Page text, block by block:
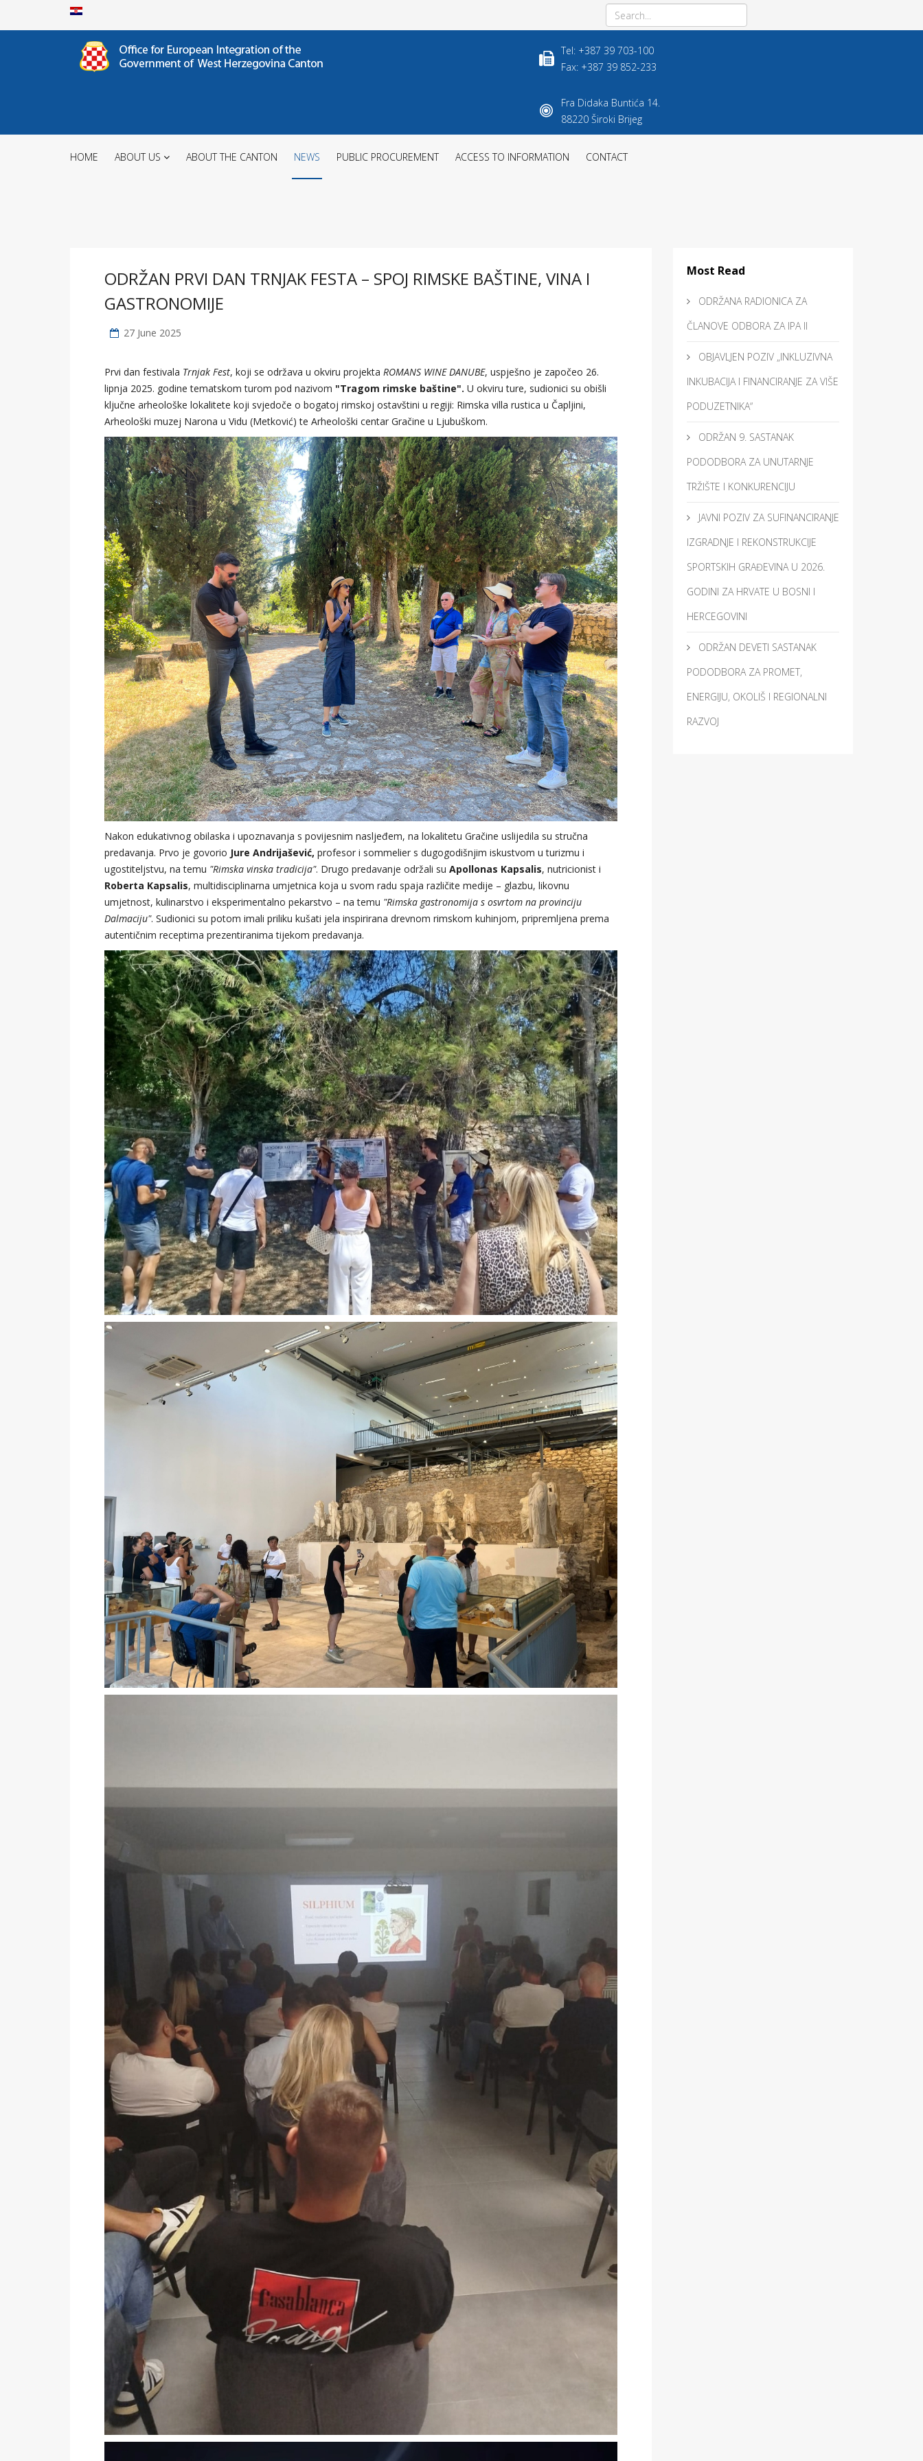
Tel: +387 39 703-100
Fax: +387 39 852-233
Fra Didaka Buntića 14.
88220 Široki Brijeg
HOME ABOUT US ABOUT THE CANTON NEWS PUBLIC PROCUREMENT ACCESS TO INFORMATION CONTACT
ODRŽAN PRVI DAN TRNJAK FESTA – SPOJ RIMSKE BAŠTINE, VINA I
GASTRONOMIJE
27 June 2025
Prvi dan festivala Trnjak Fest, koji se održava u okviru projekta ROMANS WINE DANUBE, uspješno je započeo 26.
lipnja 2025. godine tematskom turom pod nazivom "Tragom rimske baštine". U okviru ture, sudionici su obišli
ključne arheološke lokalitete koji svjedoče o bogatoj rimskoj ostavštini u regiji: Rimska villa rustica u Čapljini,
Arheološki muzej Narona u Vidu (Metković) te Arheološki centar Gračine u Ljubuškom.
Nakon edukativnog obilaska i upoznavanja s povijesnim nasljeđem, na lokalitetu Gračine uslijedila su stručna
predavanja. Prvo je govorio Jure Andrijašević, profesor i sommelier s dugogodišnjim iskustvom u turizmu i
ugostiteljstvu, na temu "Rimska vinska tradicija". Drugo predavanje održali su Apollonas Kapsalis, nutricionist i
Roberta Kapsalis, multidisciplinarna umjetnica koja u svom radu spaja različite medije – glazbu, likovnu
umjetnost, kulinarstvo i eksperimentalno pekarstvo – na temu "Rimska gastronomija s osvrtom na provinciju
Dalmaciju". Sudionici su potom imali priliku kušati jela inspirirana drevnom rimskom kuhinjom, pripremljena prema
autentičnim receptima prezentiranima tijekom predavanja.
Most Read
ODRŽANA RADIONICA ZA
ČLANOVE ODBORA ZA IPA II
OBJAVLJEN POZIV „INKLUZIVNA
INKUBACIJA I FINANCIRANJE ZA VIŠE
PODUZETNIKA“
ODRŽAN 9. SASTANAK
PODODBORA ZA UNUTARNJE
TRŽIŠTE I KONKURENCIJU
JAVNI POZIV ZA SUFINANCIRANJE
IZGRADNJE I REKONSTRUKCIJE
SPORTSKIH GRAĐEVINA U 2026.
GODINI ZA HRVATE U BOSNI I
HERCEGOVINI
ODRŽAN DEVETI SASTANAK
PODODBORA ZA PROMET,
ENERGIJU, OKOLIŠ I REGIONALNI
RAZVOJ